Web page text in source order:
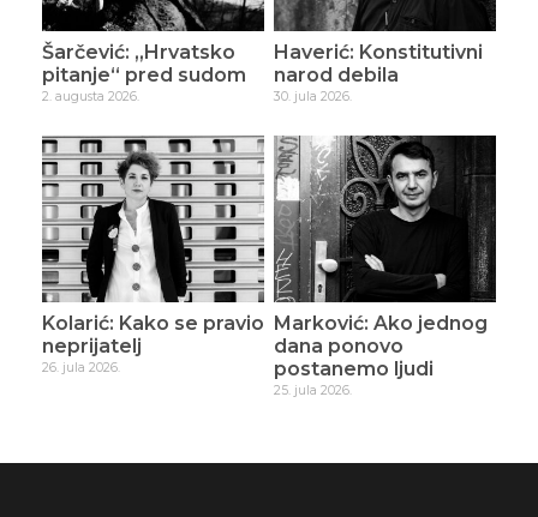
Šarčević: „Hrvatsko
pitanje“ pred sudom
2. augusta 2026.
Haverić: Konstitutivni
narod debila
30. jula 2026.
Kolarić: Kako se pravio
neprijatelj
26. jula 2026.
Marković: Ako jednog
dana ponovo
postanemo ljudi
25. jula 2026.